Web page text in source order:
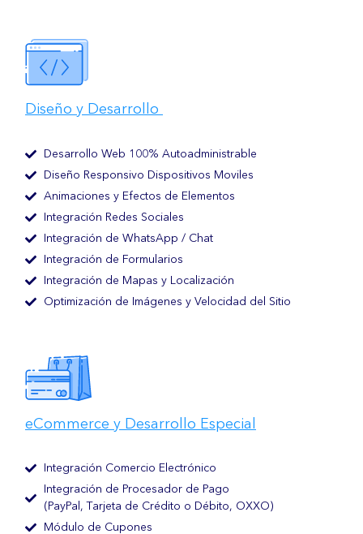
Diseño y Desarrollo
Desarrollo Web 100% Autoadministrable
Diseño Responsivo Dispositivos Moviles
Animaciones y Efectos de Elementos
Integración Redes Sociales
Integración de WhatsApp / Chat
Integración de Formularios
Integración de Mapas y Localización
Optimización de Imágenes y Velocidad del Sitio
eCommerce y Desarrollo Especial
Integración Comercio Electrónico
Integración de Procesador de Pago
(PayPal, Tarjeta de Crédito o Débito, OXXO)
Módulo de Cupones